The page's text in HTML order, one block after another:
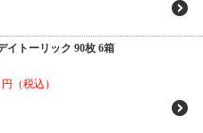
イトーリック 90枚 6箱
円（税込）